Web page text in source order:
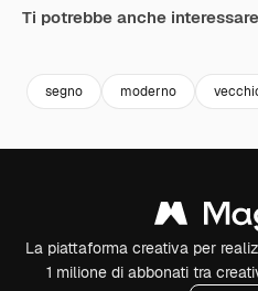
Ti potrebbe anche interessare
segno moderno
La piattaforma creativa per
1 milione di abbonati tra